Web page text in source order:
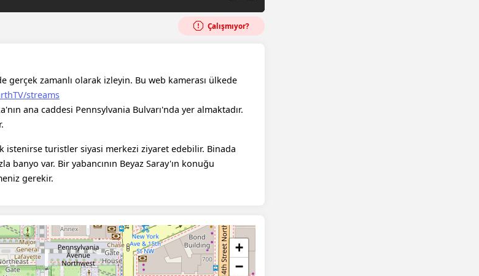
Çalışmıyor?
gerçek zamanlı olarak izleyin. Bu web kamerası ülkede
streams
ana caddesi Pennsylvania Bulvarı'nda yer almaktadır.
istenirse turistler siyasi merkezi ziyaret edebilir. Binada
var. Bir yabancının Beyaz Saray'ın konuğu
gerekir.
+
−